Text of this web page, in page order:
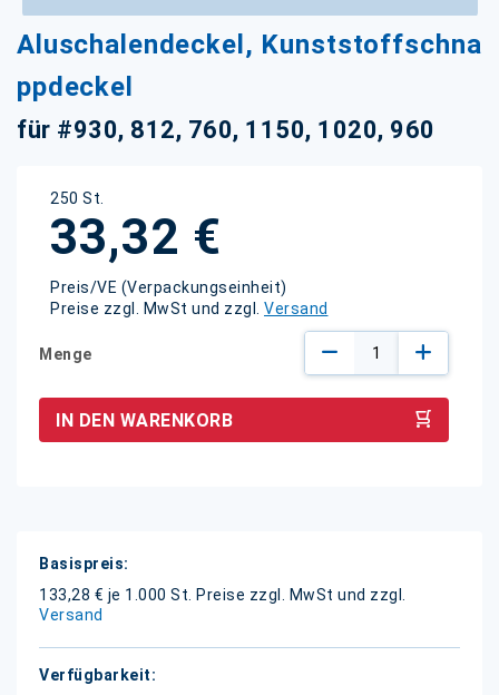
Aluschalendeckel, Kunststoffschna
ppdeckel
für #930, 812, 760, 1150, 1020, 960
250 St.
33,32 €
Preis/VE (Verpackungseinheit)
Preise zzgl. MwSt und zzgl. Versand
Menge
IN DEN WARENKORB
Weitere
Informationen
133,28 € je 1.000 St.
Preise zzgl. MwSt und zzgl.
Versand
Zum
Anfang
Bildgalerie
springen